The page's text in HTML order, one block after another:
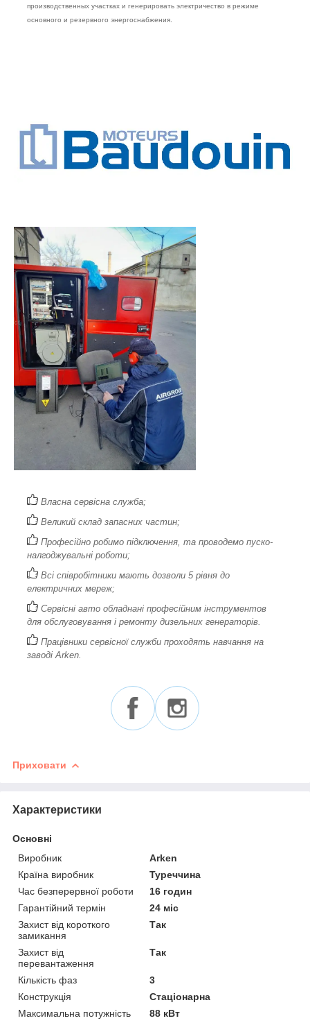
производственных участках и генерировать электричество в режиме
основного и резервного энергоснабжения.
Власна сервісна служба;
Великий склад запасних частин;
Професійно робимо підключення, та проводемо пуско-
налгоджувальні роботи;
Всі співробітники мають дозволи 5 рівня до
електричних мереж;
Сервісні авто обладнані професійним інструментов
для обслуговування і ремонту дизельних генераторів.
Працівники сервісної служби проходять навчання на
заводі Arken.
Приховати
Характеристики
Основні
Виробник
Arken
Країна виробник
Туреччина
Час безперервної роботи
16 годин
Гарантійний термін
24 міс
Захист від короткого
замикання
Так
Захист від
перевантаження
Так
Кількість фаз
3
Конструкція
Стаціонарна
Максимальна потужність
88 кВт